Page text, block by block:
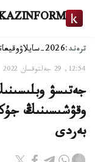
ترەند:2026-سايلاۋ وقيعا
12:54, 29 جەلتوقسان 2022
وقۋشىسىنىڭ
بەردى